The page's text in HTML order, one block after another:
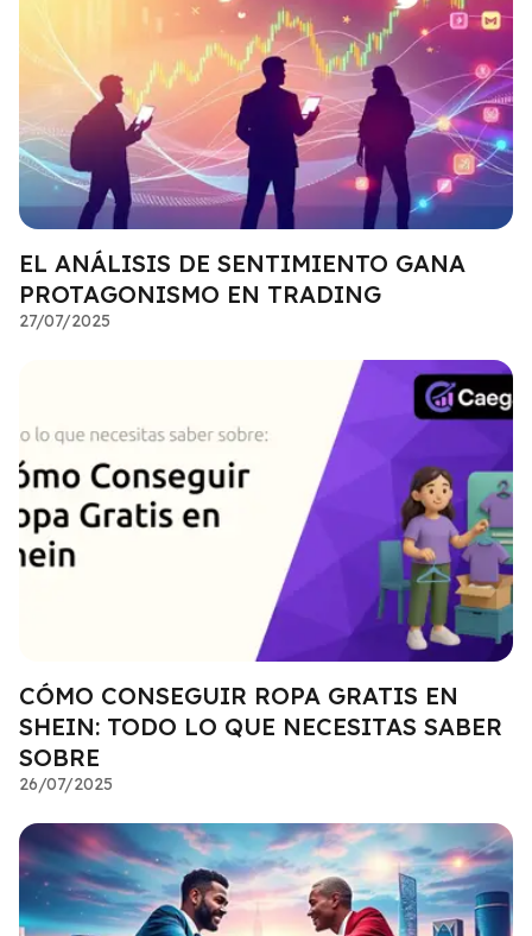
EL ANÁLISIS DE SENTIMIENTO GANA
PROTAGONISMO EN TRADING
27/07/2025
CÓMO CONSEGUIR ROPA GRATIS EN
SHEIN: TODO LO QUE NECESITAS SABER
SOBRE
26/07/2025